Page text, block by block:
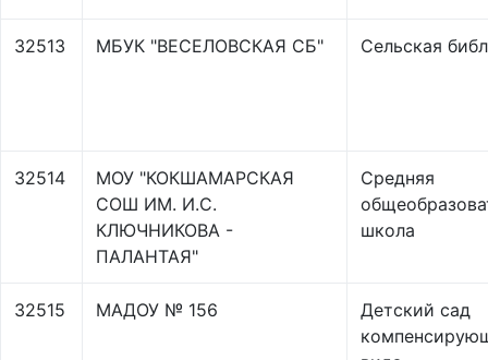
32513 МБУК "ВЕСЕЛОВСКАЯ СБ" Сельская
32514
МОУ "КОКШАМАРСКАЯ
СОШ ИМ. И.С.
КЛЮЧНИКОВА -
ПАЛАНТАЯ"
Средняя
школа
32515 МАДОУ № 156
Детский сад